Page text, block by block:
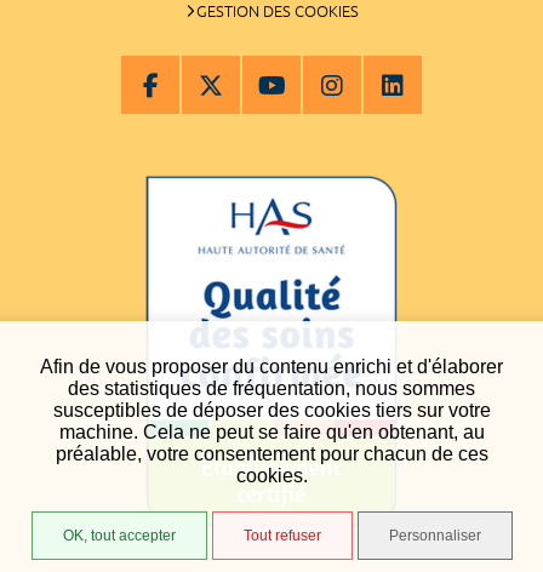
Afin de vous proposer du contenu enrichi et d'élaborer
des statistiques de fréquentation, nous sommes
susceptibles de déposer des cookies tiers sur votre
machine. Cela ne peut se faire qu'en obtenant, au
préalable, votre consentement pour chacun de ces
cookies.
OK, tout accepter Tout refuser Personnaliser
GESTION DES COOKIES